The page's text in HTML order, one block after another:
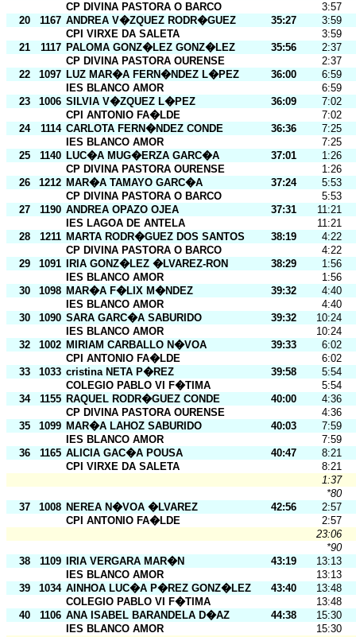
CP DIVINA PASTORA O BARCO
3:57
20
1167 ANDREA V�ZQUEZ RODR�GUEZ 35:27
3:59
CPI VIRXE DA SALETA
3:59
21
1117 PALOMA GONZ�LEZ GONZ�LEZ 35:56
2:37
CP DIVINA PASTORA OURENSE
2:37
22
1097 LUZ MAR�A FERN�NDEZ L�PEZ 36:00
6:59
IES BLANCO AMOR
6:59
23
1006 SILVIA V�ZQUEZ L�PEZ 36:09
7:02
CPI ANTONIO FA�LDE
7:02
24
1114 CARLOTA FERN�NDEZ CONDE 36:36
7:25
IES BLANCO AMOR
7:25
25
1140 LUC�A MUG�ERZA GARC�A 37:01
1:26
CP DIVINA PASTORA OURENSE
1:26
26
1212 MAR�A TAMAYO GARC�A 37:24
5:53
CP DIVINA PASTORA O BARCO
5:53
27
1190 ANDREA OPAZO OJEA 37:31
11:21
IES LAGOA DE ANTELA
11:21
28
1211 MARTA RODR�GUEZ DOS SANTOS 38:19
4:22
CP DIVINA PASTORA O BARCO
4:22
29
1091 IRIA GONZ�LEZ �LVAREZ-RON 38:29
1:56
IES BLANCO AMOR
1:56
30
1098 MAR�A F�LIX M�NDEZ 39:32
4:40
IES BLANCO AMOR
4:40
30
1090 SARA GARC�A SABURIDO 39:32
10:24
IES BLANCO AMOR
10:24
32
1002 MIRIAM CARBALLO N�VOA 39:33
6:02
CPI ANTONIO FA�LDE
6:02
33
1033 cristina NETA P�REZ 39:58
5:54
COLEGIO PABLO VI F�TIMA
5:54
34
1155 RAQUEL RODR�GUEZ CONDE 40:00
4:36
CP DIVINA PASTORA OURENSE
4:36
35
1099 MAR�A LAHOZ SABURIDO 40:03
7:59
IES BLANCO AMOR
7:59
36
1165 ALICIA GAC�A POUSA 40:47
8:21
CPI VIRXE DA SALETA
8:21
1:37
*80
37
1008 NEREA N�VOA �LVAREZ 42:56
2:57
CPI ANTONIO FA�LDE
2:57
23:06
*90
38
1109 IRIA VERGARA MAR�N 43:19
13:13
IES BLANCO AMOR
13:13
39
1034 AINHOA LUC�A P�REZ GONZ�LEZ 43:40
13:48
COLEGIO PABLO VI F�TIMA
13:48
40
1106 ANA ISABEL BARANDELA D�AZ 44:38
15:30
IES BLANCO AMOR
15:30